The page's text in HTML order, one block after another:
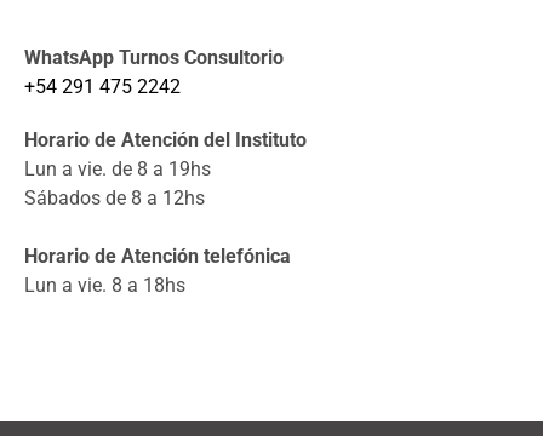
WhatsApp Turnos Consultorio
+54 291 475 2242
Horario de Atención del Instituto
Lun a vie. de 8 a 19hs
Sábados de 8 a 12hs
Horario de Atención telefónica
Lun a vie. 8 a 18hs